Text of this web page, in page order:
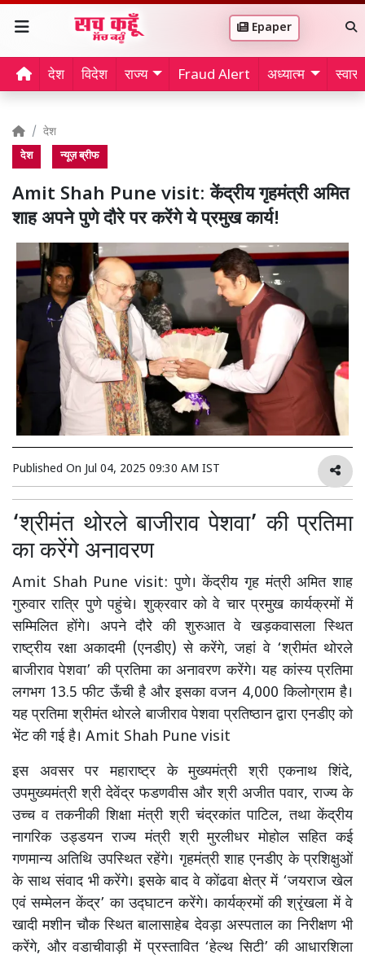
Epaper
देश विदेश राज्य Fraud Alert अध्यात्म
देश
देश न्यूज़ ब्रीफ
Amit Shah Pune visit: केंद्रीय गृहमंत्री अमित
शाह अपने पुणे दौरे पर करेंगे ये प्रमुख कार्य!
Published On Jul 04, 2025 09:30 AM IST
‘श्रीमंत थोरले बाजीराव पेशवा’ की प्रतिमा
का करेंगे अनावरण
Amit Shah Pune visit: पुणे। केंद्रीय गृह मंत्री अमित शाह
गुरुवार रात्रि पुणे पहुंचे। शुक्रवार को वे चार प्रमुख कार्यक्रमों में
सम्मिलित होंगे। अपने दौरे की शुरुआत वे खड़कवासला स्थित
राष्ट्रीय रक्षा अकादमी (एनडीए) से करेंगे, जहां वे ‘श्रीमंत थोरले
बाजीराव पेशवा’ की प्रतिमा का अनावरण करेंगे। यह कांस्य प्रतिमा
लगभग 13.5 फीट ऊँची है और इसका वजन 4,000 किलोग्राम है।
यह प्रतिमा श्रीमंत थोरले बाजीराव पेशवा प्रतिष्ठान द्वारा एनडीए को
भेंट की गई है। Amit Shah Pune visit
इस अवसर पर महाराष्ट्र के मुख्यमंत्री श्री एकनाथ शिंदे,
उपमुख्यमंत्री श्री देवेंद्र फडणवीस और श्री अजीत पवार, राज्य के
उच्च व तकनीकी शिक्षा मंत्री श्री चंद्रकांत पाटिल, तथा केंद्रीय
नागरिक उड्डयन राज्य मंत्री श्री मुरलीधर मोहोल सहित कई
गणमान्य अतिथि उपस्थित रहेंगे। गृहमंत्री शाह एनडीए के प्रशिक्षुओं
के साथ संवाद भी करेंगे। इसके बाद वे कोंढवा क्षेत्र में ‘जयराज खेल
एवं सम्मेलन केंद्र’ का उद्घाटन करेंगे। कार्यक्रमों की श्रृंखला में वे
खादी मशीन चौक स्थित बालासाहेब देवड़ा अस्पताल का निरीक्षण भी
करेंगे, और वडाचीवाड़ी में प्रस्तावित ‘हेल्थ सिटी’ की आधारशिला